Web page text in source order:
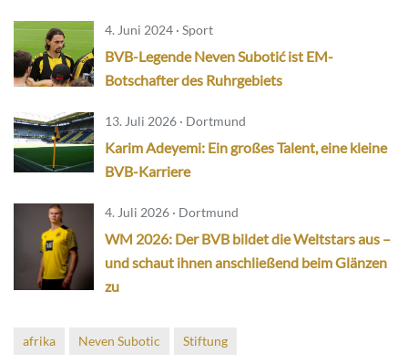
4. Juni 2024 · Sport
BVB-Legende Neven Subotić ist EM-
Botschafter des Ruhrgebiets
13. Juli 2026 · Dortmund
Karim Adeyemi: Ein großes Talent, eine kleine
BVB-Karriere
4. Juli 2026 · Dortmund
WM 2026: Der BVB bildet die Weltstars aus –
und schaut ihnen anschließend beim Glänzen
zu
afrika Neven Subotic Stiftung